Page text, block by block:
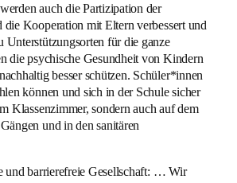
auch die Partizipation der
die Kooperation mit Eltern verbessert und
Unterstützungsorten für die ganze
die psychische Gesundheit von Kindern
besser schützen. Schüler*innen
können und sich in der Schule sicher
Klassenzimmer, sondern auch auf dem
und in den sanitären
und barrierefreie Gesellschaft: … Wir